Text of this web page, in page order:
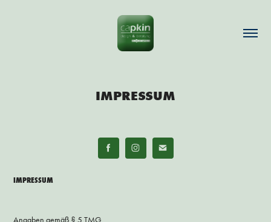
IMPRESSUM
IMPRESSUM
Angaben gemäß § 5 TMG